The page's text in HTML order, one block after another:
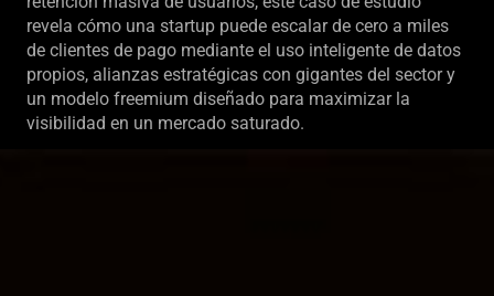
revela cómo una startup puede escalar de cero a miles
de clientes de pago mediante el uso inteligente de datos
propios, alianzas estratégicas con gigantes del sector y
un modelo freemium diseñado para maximizar la
visibilidad en un mercado saturado.